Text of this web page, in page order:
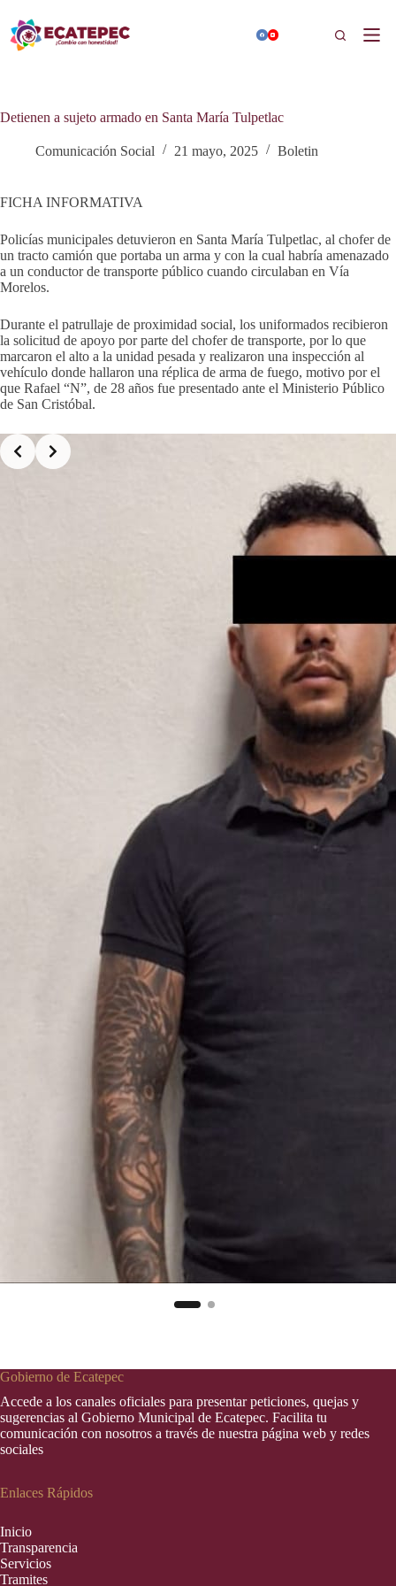
contenido
Buscar
Detienen a sujeto armado en Santa María Tulpetlac
Comunicación Social 21 mayo, 2025 Boletin
FICHA INFORMATIVA
Policías municipales detuvieron en Santa María Tulpetlac, al chofer de
un tracto camión que portaba un arma y con la cual habría amenazado
a un conductor de transporte público cuando circulaban en Vía
Morelos.
Durante el patrullaje de proximidad social, los uniformados recibieron
la solicitud de apoyo por parte del chofer de transporte, por lo que
marcaron el alto a la unidad pesada y realizaron una inspección al
vehículo donde hallaron una réplica de arma de fuego, motivo por el
que Rafael “N”, de 28 años fue presentado ante el Ministerio Público
de San Cristóbal.
Gobierno de Ecatepec
Accede a los canales oficiales para presentar peticiones, quejas y
sugerencias al Gobierno Municipal de Ecatepec. Facilita tu
comunicación con nosotros a través de nuestra página web y redes
sociales
Enlaces Rápidos
Inicio
Transparencia
Servicios
Tramites